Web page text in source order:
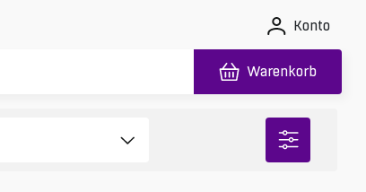
Konto
Warenkorb